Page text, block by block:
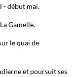
- début mai.
Gamelle.
le quai de
et poursuit ses